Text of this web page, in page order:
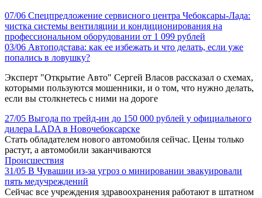
07/06 Спецпредложение сервисного центра Чебоксары-Лада:
чистка системы вентиляции и кондиционирования на
профессиональном оборудовании от 1 099 рублей
03/06 Автоподстава: как ее избежать и что делать, если уже
попались в ловушку?
Эксперт "Открытие Авто" Сергей Власов рассказал о схемах,
которыми пользуются мошенники, и о том, что нужно делать,
если вы столкнетесь с ними на дороге
27/05 Выгода по трейд-ин до 150 000 рублей у официального
дилера LADA в Новочебоксарске
Стать обладателем нового автомобиля сейчас. Цены только
растут, а автомобили заканчиваются
Происшествия
31/05 В Чувашии из-за угроз о минировании эвакуировали
пять медучреждений
Сейчас все учреждения здравоохранения работают в штатном